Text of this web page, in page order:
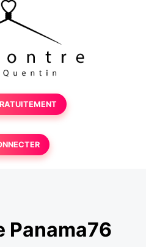
Panama76